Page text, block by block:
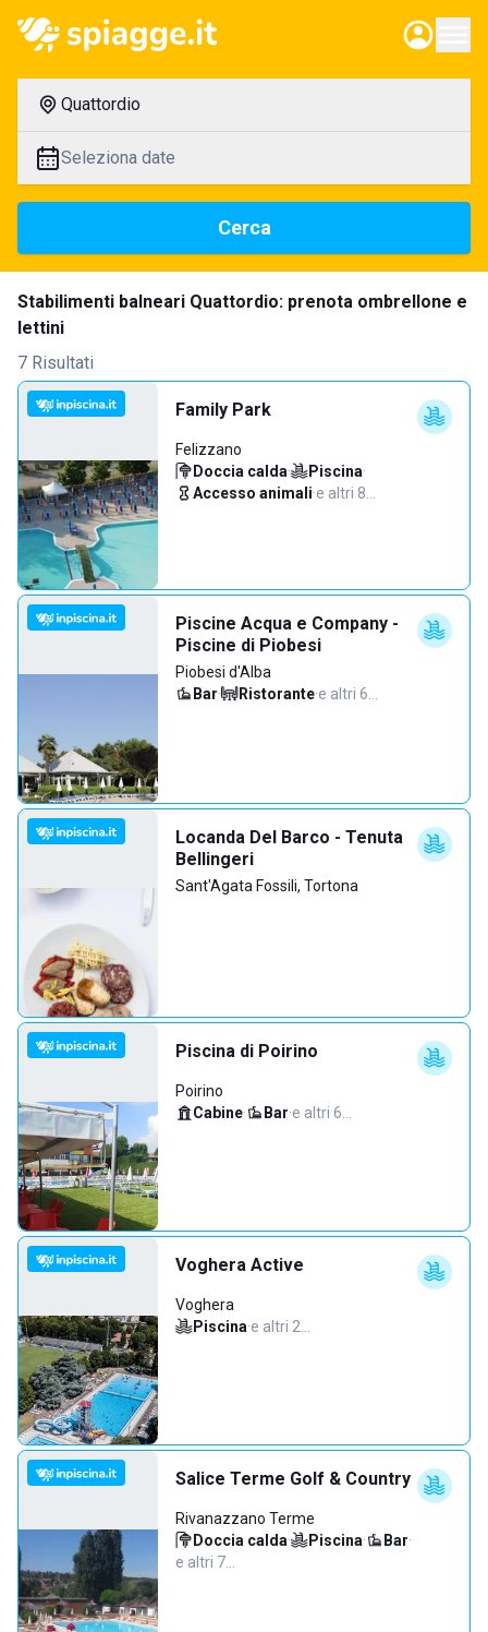
Quattordio
Seleziona date
Cerca
Stabilimenti balneari Quattordio: prenota ombrellone e
lettini
7 Risultati
Family Park
Felizzano
Doccia calda· Piscina·
Accesso animali·e altri 8…
Piscine Acqua e Company -
Piscine di Piobesi
Piobesi d'Alba
Bar· Ristorante·e altri 6…
Locanda Del Barco - Tenuta
Bellingeri
Sant'Agata Fossili, Tortona
Piscina di Poirino
Poirino
Cabine· Bar·e altri 6…
Voghera Active
Voghera
Piscina·e altri 2…
Salice Terme Golf & Country
Rivanazzano Terme
Doccia calda· Piscina· Bar·
e altri 7…